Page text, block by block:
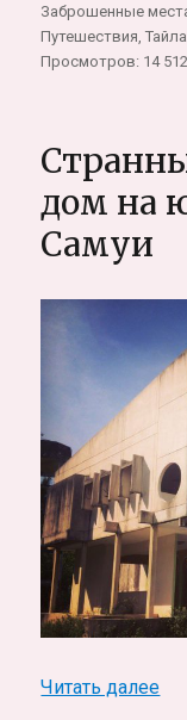
Заброшенные
Путешествия ,
Просмотров: 14 512
дом на
Самуи
Читать далее